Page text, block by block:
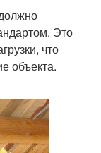
Это
что
объекта.